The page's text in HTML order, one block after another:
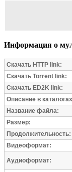
Информация о
Скачать HTTP link:
Скачать Torrent link:
Скачать ED2K link:
Описание в
Название файла:
Размер:
Продолжительность:
Видеоформат:
Аудиоформат: